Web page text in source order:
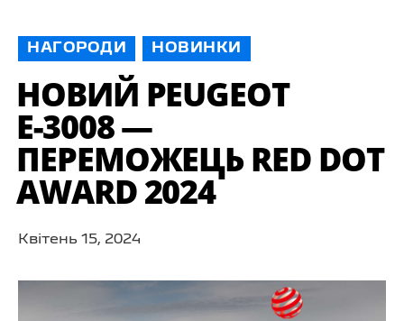
НАГОРОДИ НОВИНКИ
НОВИЙ PEUGEOT
Е-3008 —
ПЕРЕМОЖЕЦЬ RED DOT
AWARD 2024
Квітень 15, 2024